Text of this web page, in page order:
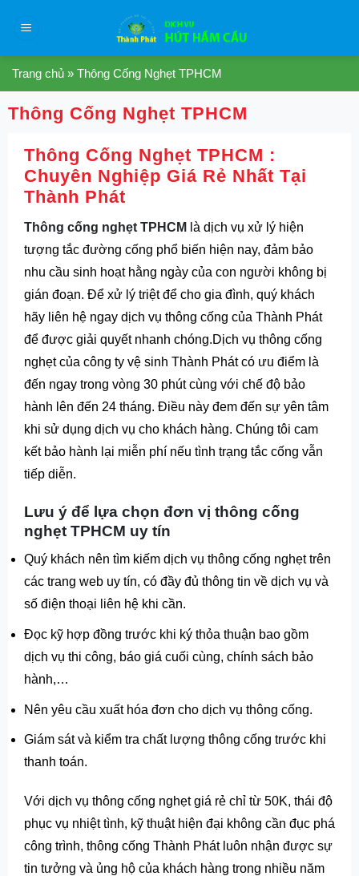
Trang chủ » Thông Cống Nghẹt TPHCM
Thông Cống Nghẹt TPHCM
Thông Cống Nghẹt TPHCM :
Chuyên Nghiệp Giá Rẻ Nhất Tại
Thành Phát
Thông cống nghẹt TPHCM là dịch vụ xử lý hiện
tượng tắc đường cống phổ biến hiện nay, đảm bảo
nhu cầu sinh hoạt hằng ngày của con người không bị
gián đoạn. Để xử lý triệt để cho gia đình, quý khách
hãy liên hệ ngay dịch vụ thông cống của Thành Phát
để được giải quyết nhanh chóng.Dịch vụ thông cống
nghẹtcủa công ty vệ sinh Thành Phát có ưu điểm là
đến ngay trong vòng 30 phút cùng với chế độ bảo
hành lên đến 24 tháng. Điều này đem đến sự yên tâm
khi sử dụng dịch vụ cho khách hàng. Chúng tôi cam
kết bảo hành lại miễn phí nếu tình trạng tắc cống vẫn
tiếp diễn.
Lưu ý để lựa chọn đơn vị thông cống
nghẹt TPHCM uy tín
Quý khách nên tìm kiếm dịch vụ thông cống nghẹt trên
các trang web uy tín, có đầy đủ thông tin về dịch vụ và
số điện thoại liên hệ khi cần.
Đọc kỹ hợp đồng trước khi ký thỏa thuận bao gồm
dịch vụ thi công, báo giá cuối cùng, chính sách bảo
hành,…
Nên yêu cầu xuất hóa đơn cho dịch vụ thông cống.
Giám sát và kiểm tra chất lượng thông cống trước khi
thanh toán.
Với dịch vụ thông cống nghẹt giá rẻ chỉ từ 50K, thái độ
phục vụ nhiệt tình, kỹ thuật hiện đại không cần đục phá
công trình, thông cống Thành Phát luôn nhận được sự
tin tưởng và ủng hộ của khách hàng trong nhiều năm